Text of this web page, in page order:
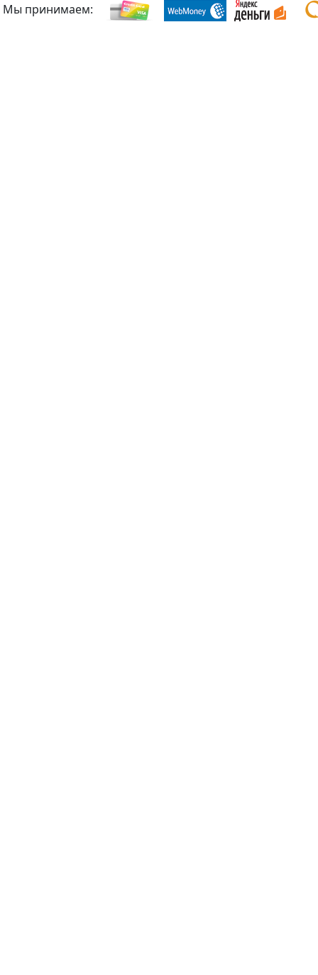
Мы принимаем: